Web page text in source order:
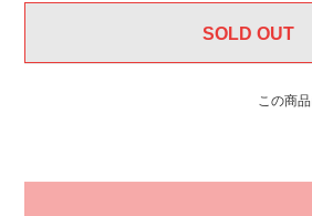
カートに入れる
SOLD OUT
この商